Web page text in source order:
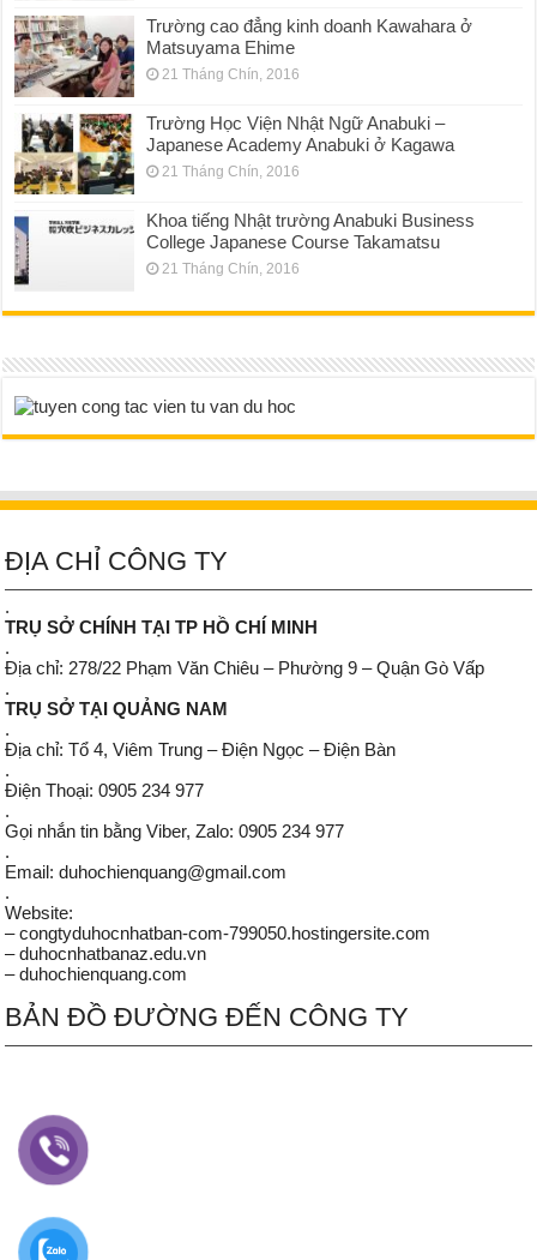
Trường cao đẳng kinh doanh Kawahara ở
Matsuyama Ehime
21 Tháng Chín, 2016
Trường Học Viện Nhật Ngữ Anabuki –
Japanese Academy Anabuki ở Kagawa
21 Tháng Chín, 2016
Khoa tiếng Nhật trường Anabuki Business
College Japanese Course Takamatsu
21 Tháng Chín, 2016
ĐỊA CHỈ CÔNG TY
.
TRỤ SỞ CHÍNH TẠI TP HỒ CHÍ MINH
.
Địa chỉ: 278/22 Phạm Văn Chiêu – Phường 9 – Quận Gò Vấp
.
TRỤ SỞ TẠI QUẢNG NAM
.
Địa chỉ: Tổ 4, Viêm Trung – Điện Ngọc – Điện Bàn
.
Điện Thoại: 0905 234 977
.
Gọi nhắn tin bằng Viber, Zalo: 0905 234 977
.
Email: duhochienquang@gmail.com
.
Website:
– congtyduhocnhatban-com-799050.hostingersite.com
– duhocnhatbanaz.edu.vn
– duhochienquang.com
BẢN ĐỒ ĐƯỜNG ĐẾN CÔNG TY